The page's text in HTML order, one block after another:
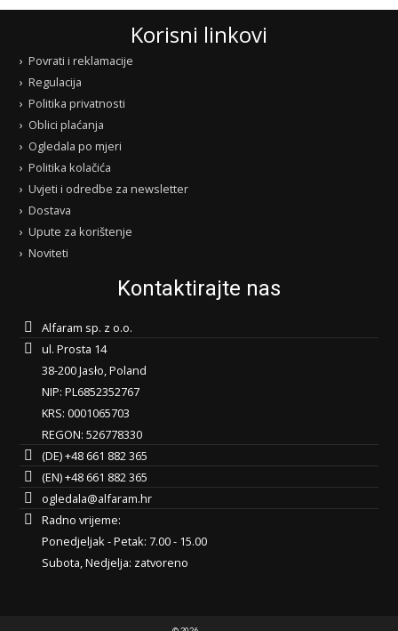
Korisni linkovi
Povrati i reklamacije
Regulacija
Politika privatnosti
Oblici plaćanja
Ogledala po mjeri
Politika kolačića
Uvjeti i odredbe za newsletter
Dostava
Upute za korištenje
Noviteti
Kontaktirajte nas
Alfaram sp. z o.o.
ul. Prosta 14
38-200 Jasło, Poland
NIP: PL6852352767
KRS: 0001065703
REGON: 526778330
(DE) +48 661 882 365
(EN) +48 661 882 365
ogledala@alfaram.hr
Radno vrijeme:
Ponedjeljak - Petak: 7.00 - 15.00
Subota, Nedjelja: zatvoreno